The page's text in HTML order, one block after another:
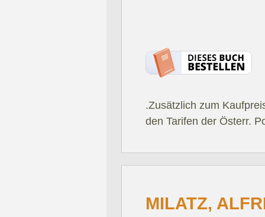
.Zusätzlich zum
den Tarifen der Österr.
MILATZ,